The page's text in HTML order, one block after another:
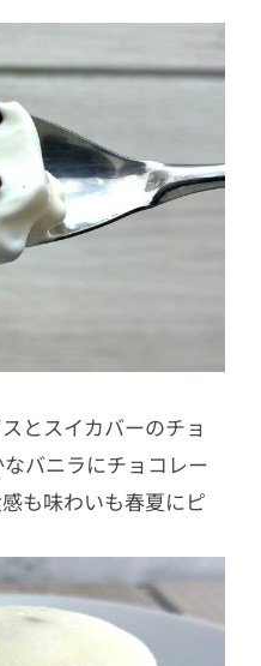
とスイカバーのチョ
バニラにチョコレー
も味わいも春夏にピ